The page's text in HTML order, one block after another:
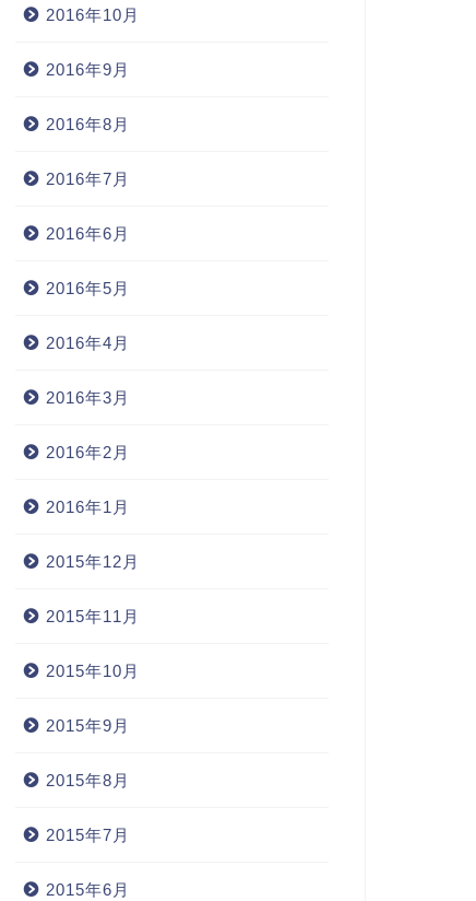
2016年10月
2016年9月
2016年8月
2016年7月
2016年6月
2016年5月
2016年4月
2016年3月
2016年2月
2016年1月
2015年12月
2015年11月
2015年10月
2015年9月
2015年8月
2015年7月
2015年6月